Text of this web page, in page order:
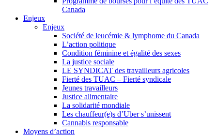
Canada
Enjeux
Enjeux
Société de leucémie & lymphome du Canada
L’action politique
Condition féminine et égalité des sexes
La justice sociale
LE SYNDICAT des travailleurs agricoles
Fierté des TUAC – Fierté syndicale
Jeunes travailleurs
Justice alimentaire
La solidarité mondiale
Les chauffeur(e)s d’Uber s’unissent
Cannabis responsable
Moyens d’action